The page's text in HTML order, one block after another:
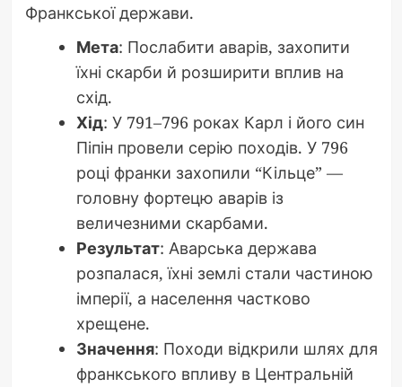
Франкської держави.
Мета: Послабити аварів, захопити
їхні скарби й розширити вплив на
схід.
Хід: У 791–796 роках Карл і його син
Піпін провели серію походів. У 796
році франки захопили “Кільце” —
головну фортецю аварів із
величезними скарбами.
Результат: Аварська держава
розпалася, їхні землі стали частиною
імперії, а населення частково
хрещене.
Значення: Походи відкрили шлях для
франкського впливу в Центральній